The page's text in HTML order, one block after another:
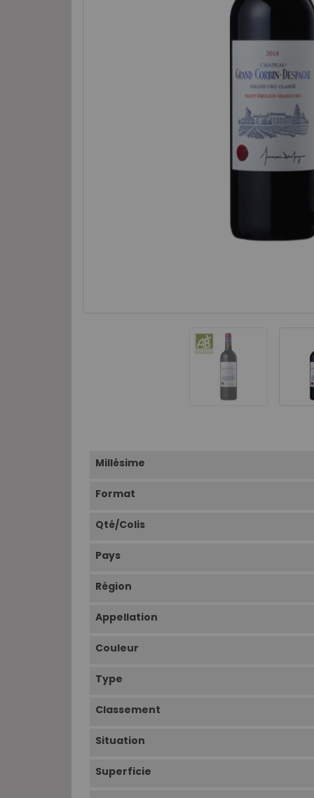
Millésime
Format
Qté/Colis
Pays
Région
Appellation
Couleur
Type
Classement
Situation
Superficie